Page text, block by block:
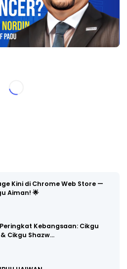
Kini di Chrome Web Store —
Aiman! 🌟
Kebangsaan: Cikgu
Cikgu Shazw…